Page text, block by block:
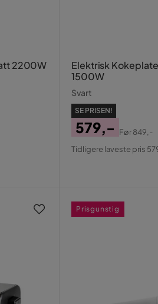
2200W
Elektrisk Kokeplate
1500W
Svart
SE PRISEN!
Pris
579,-
Original
Før849,-
Tidligere laveste pris
Prisgunstig